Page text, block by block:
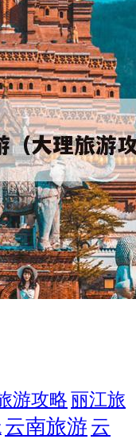
游攻略 丽江旅
云南旅游 云